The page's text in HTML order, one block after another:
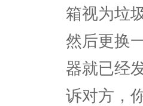
箱视为垃
然后更换
器就已经
诉对方，